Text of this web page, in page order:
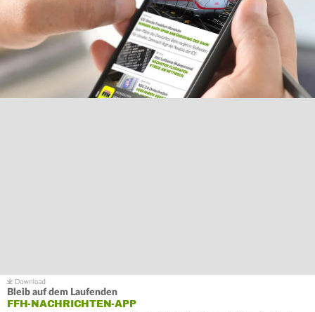
Bleib auf dem Laufenden
FFH-NACHRICHTEN-APP